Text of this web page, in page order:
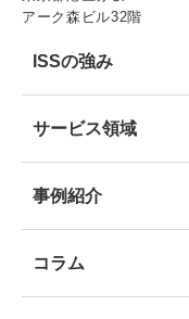
アーク森ビル32階
ISSの強み
サービス領域
事例紹介
コラム